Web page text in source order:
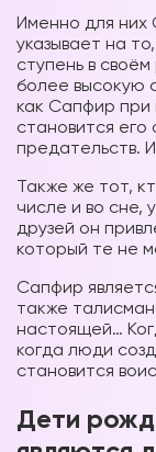
Именно для них
указывает на
ступень в
более высокую
как Сапфир при
становится
предательств.
Также же тот,
числе и во сне,
друзей он
который те не
Сапфир
также
настоящей…
когда люди
становится
Дети